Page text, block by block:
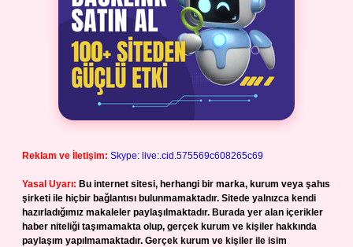
Reklam ve İletişim: Skype: live:.cid.575569c608265c69
Yasal Uyarı: Bu internet sitesi, herhangi bir marka, kurum veya şahıs
şirketi ile hiçbir bağlantısı bulunmamaktadır. Sitede yalnızca kendi
hazırladığımız makaleler paylaşılmaktadır. Burada yer alan içerikler
haber niteliği taşımamakta olup, gerçek kurum ve kişiler hakkında
paylaşım yapılmamaktadır. Gerçek kurum ve kişiler ile isim